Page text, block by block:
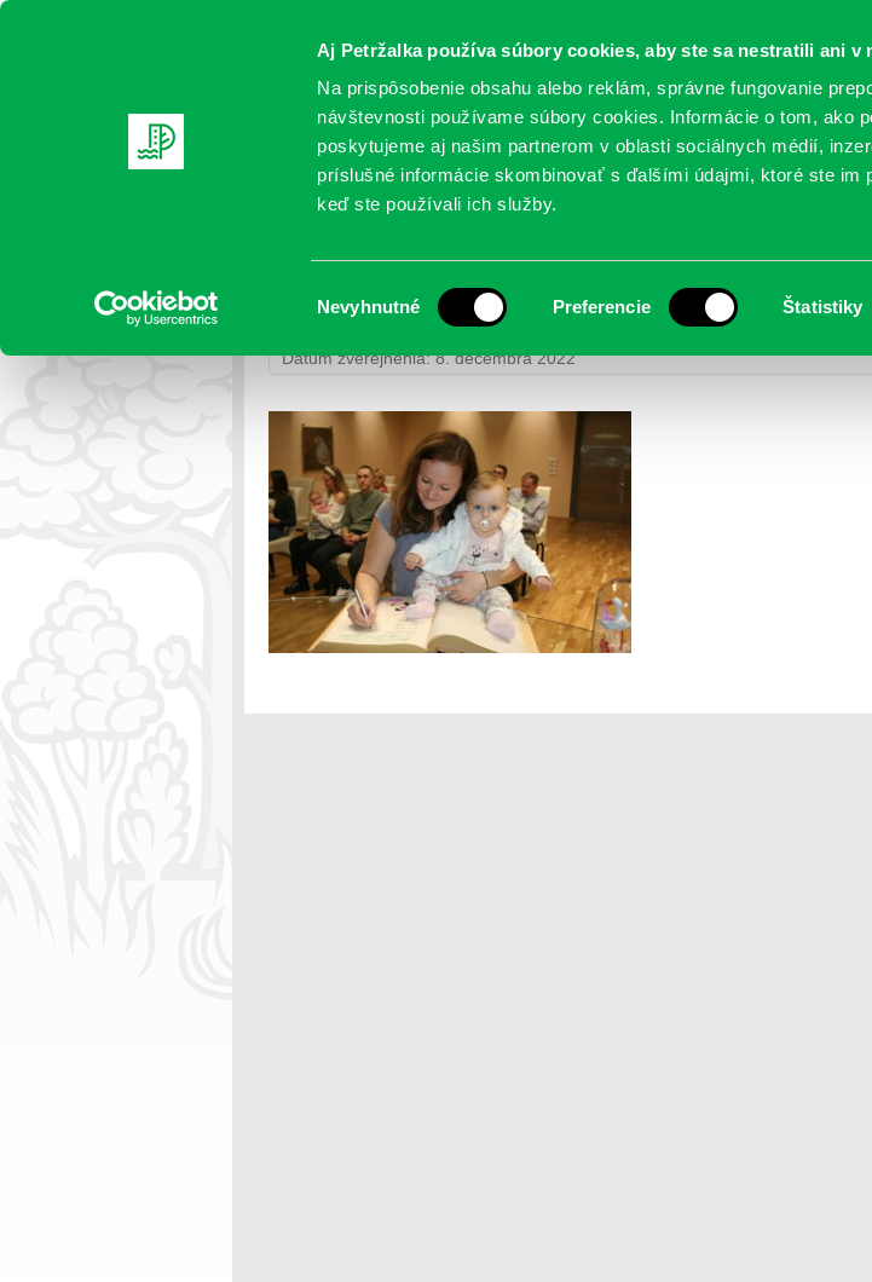
Aj Petržalka používa súbory cookies, aby ste sa nestratili ani v
Na prispôsobenie obsahu alebo reklám, správne fungovanie
návštevnosti používame súbory cookies. Informácie o tom, ako
poskytujeme aj našim partnerom v oblasti sociálnych médií,
príslušné informácie skombinovať s ďalšími údajmi, ktoré ste im
keď ste používali ich služby.
súhlasu
Nevyhnutné Preferencie Štatistiky
Oficiálne stránky
AKTUALITY SAMOSPRÁVA ORGANIZÁCIE OBLASTI NOVINY
IMG_4469
Petržalka>Fotogalérie >Uvítanie detí do života – 3. december 2022>
Dátum zverejnenia: 8. decembra 2022